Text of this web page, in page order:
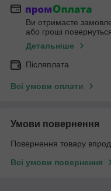
Ви отримаєте
або гроші
Детальніше
Післяплата
Всі умови оплати
Умови повернення
Повернення товару
Всі умови повернення